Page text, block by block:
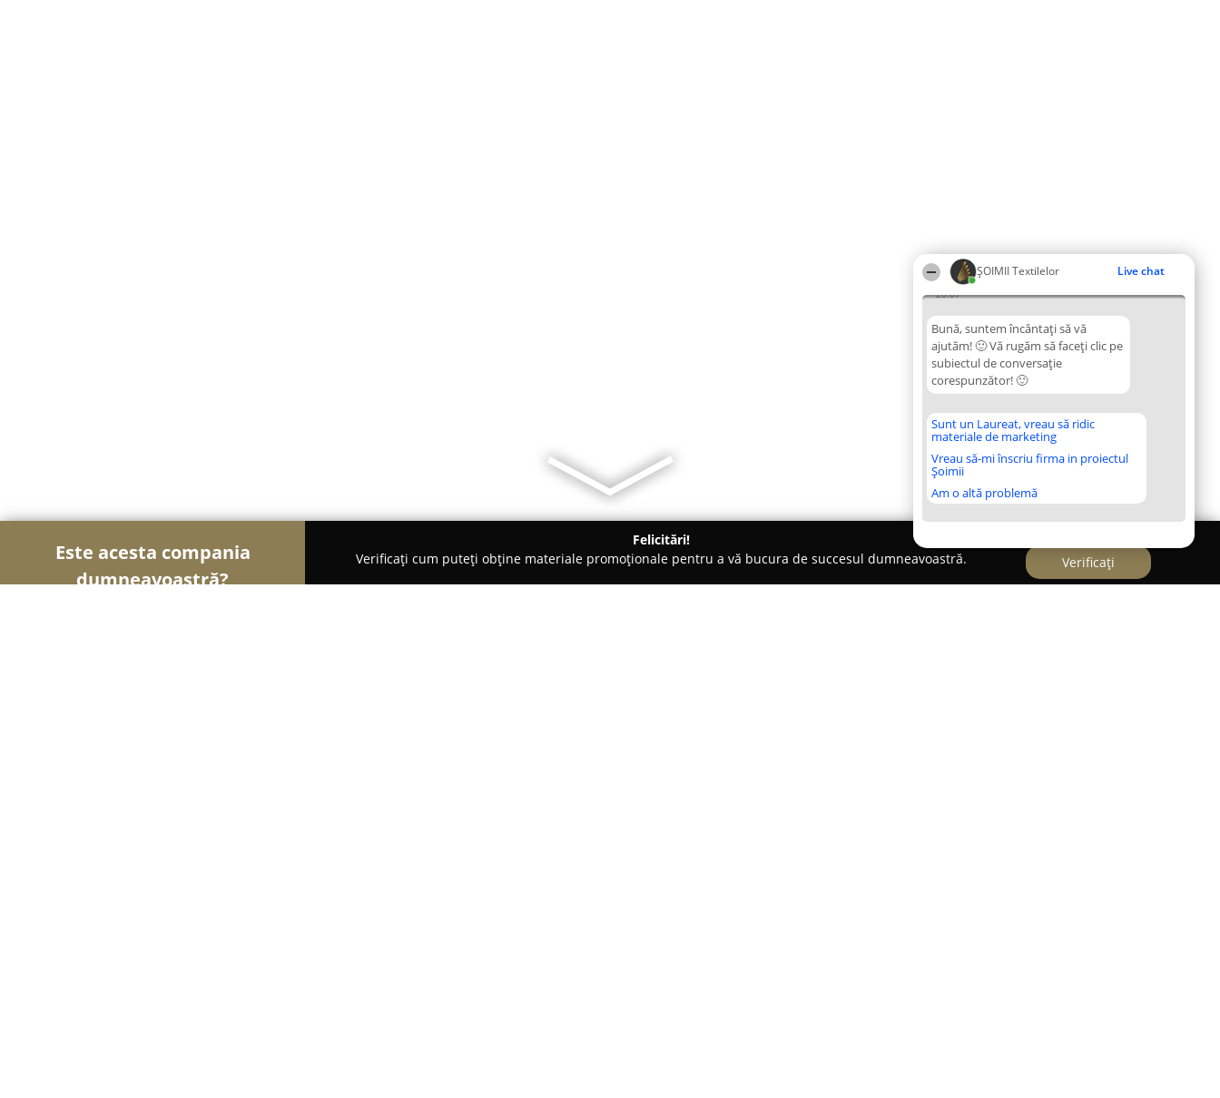
ȘOIMII Textilelor Live chat
20:07
Bună, suntem încântați să vă
ajutăm! 🙂 Vă rugăm să faceți clic pe
subiectul de conversație
corespunzător! 🙂
Sunt un Laureat, vreau să ridic
materiale de marketing
Vreau să-mi înscriu firma in proiectul
Șoimii
Am o altă problemă
Este acesta compania
dumneavoastră?
Felicitări!
Verificați cum puteți obține materiale promoționale pentru a vă bucura de succesul dumneavoastră.
Verificați